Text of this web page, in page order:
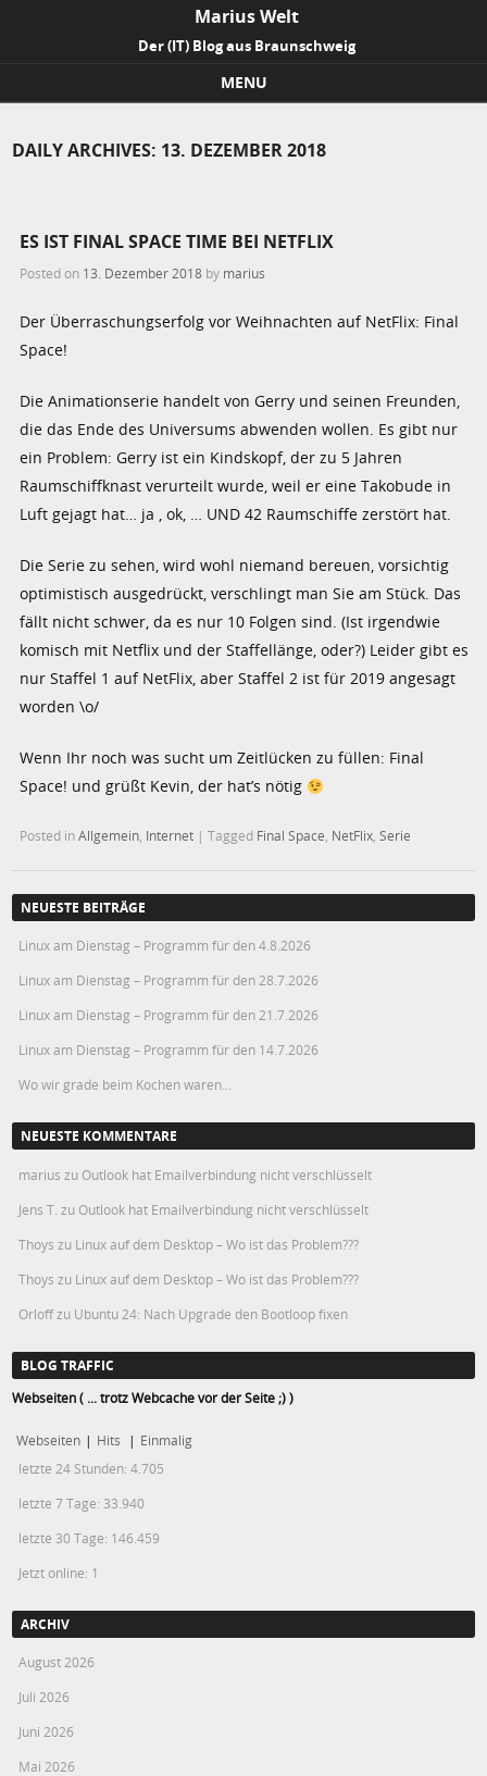
Marius Welt
Der (IT) Blog aus Braunschweig
MENU
DAILY ARCHIVES: 13. DEZEMBER 2018
ES IST FINAL SPACE TIME BEI NETFLIX
Posted on 13. Dezember 2018 by marius
Der Überraschungserfolg vor Weihnachten auf NetFlix: Final
Space!
Die Animationserie handelt von Gerry und seinen Freunden,
die das Ende des Universums abwenden wollen. Es gibt nur
ein Problem: Gerry ist ein Kindskopf, der zu 5 Jahren
Raumschiffknast verurteilt wurde, weil er eine Takobude in
Luft gejagt hat… ja , ok, … UND 42 Raumschiffe zerstört hat.
Die Serie zu sehen, wird wohl niemand bereuen, vorsichtig
optimistisch ausgedrückt, verschlingt man Sie am Stück. Das
fällt nicht schwer, da es nur 10 Folgen sind. (Ist irgendwie
komisch mit Netflix und der Staffellänge, oder?) Leider gibt es
nur Staffel 1 auf NetFlix, aber Staffel 2 ist für 2019 angesagt
worden \o/
Wenn Ihr noch was sucht um Zeitlücken zu füllen: Final
Space! und grüßt Kevin, der hat’s nötig
Posted inAllgemein Internet |Tagged Final Space NetFlix ,Serie
NEUESTE BEITRÄGE
Linux am Dienstag – Programm für den 4.8.2026
Linux am Dienstag – Programm für den 28.7.2026
Linux am Dienstag – Programm für den 21.7.2026
Linux am Dienstag – Programm für den 14.7.2026
Wo wir grade beim Kochen waren…
NEUESTE KOMMENTARE
marius zu Outlook hat Emailverbindung nicht verschlüsselt
Jens T. zu Outlook hat Emailverbindung nicht verschlüsselt
Thoys zu Linux auf dem Desktop – Wo ist das Problem???
Thoys zu Linux auf dem Desktop – Wo ist das Problem???
Orloffzu Ubuntu 24: Nach Upgrade den Bootloop fixen
BLOG TRAFFIC
Webseiten ( ... trotz Webcache vor der Seite ;) )
Webseiten | Hits | Einmalig
letzte 24 Stunden:4.705
letzte 7 Tage: 33.940
letzte 30 Tage: 146.459
Jetzt online: 1
ARCHIV
August 2026
Juli 2026
Juni 2026
Mai 2026